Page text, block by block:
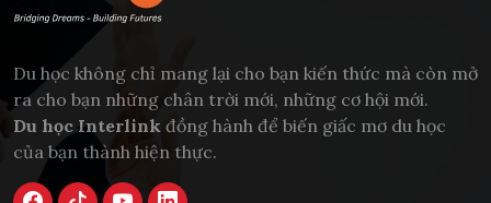
Du học không chỉ mang lại cho bạn kiến thức mà còn mở
ra cho bạn những chân trời mới, những cơ hội mới.
Du học Interlink đồng hành để biến giấc mơ du học
của bạn thành hiện thực.